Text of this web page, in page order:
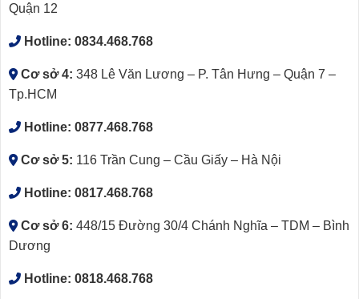
Quận 12
Hotline: 0834.468.768
Cơ sở 4: 348 Lê Văn Lương – P. Tân Hưng – Quận 7 –
Tp.HCM
Hotline: 0877.468.768
Cơ sở 5: 116 Trần Cung – Cầu Giấy – Hà Nội
Hotline: 0817.468.768
Cơ sở 6: 448/15 Đường 30/4 Chánh Nghĩa – TDM – Bình
Dương
Hotline: 0818.468.768